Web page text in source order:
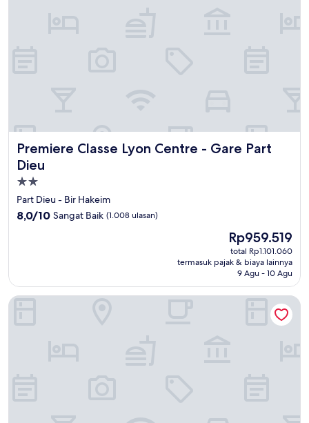
Premiere Classe Lyon Centre - Gare Part
Dieu
Premiere Classe Lyon Centre - Gare Part Dieu
Properti
bintang
2.0
Part Dieu - Bir Hakeim
8.0
ulasan)
8,0/10 Sangat Baik (1.008 ulasan)
Harga
sekarang
Rp959.519
Rp959.519
total Rp1.101.060
termasuk pajak & biaya lainnya
9 Agu - 10 Agu
Pullman Lyon